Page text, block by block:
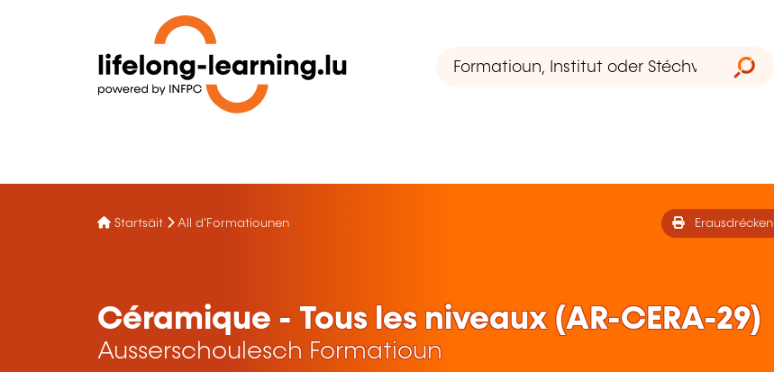
Startsäit All d'Formatiounen Erausdrécken
Céramique - Tous les niveaux (AR-CERA-29)
Ausserschoulesch Formatioun